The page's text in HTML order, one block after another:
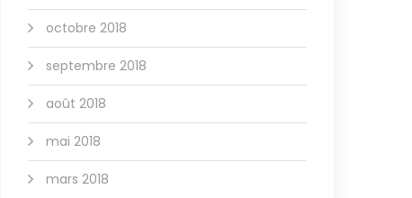
octobre 2018
septembre 2018
août 2018
mai 2018
mars 2018